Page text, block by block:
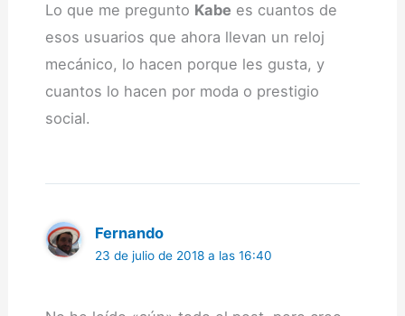
Lo que me pregunto Kabe es cuantos de
esos usuarios que ahora llevan un reloj
mecánico, lo hacen porque les gusta, y
cuantos lo hacen por moda o prestigio
social.
Fernando
23 de julio de 2018 a las 16:40